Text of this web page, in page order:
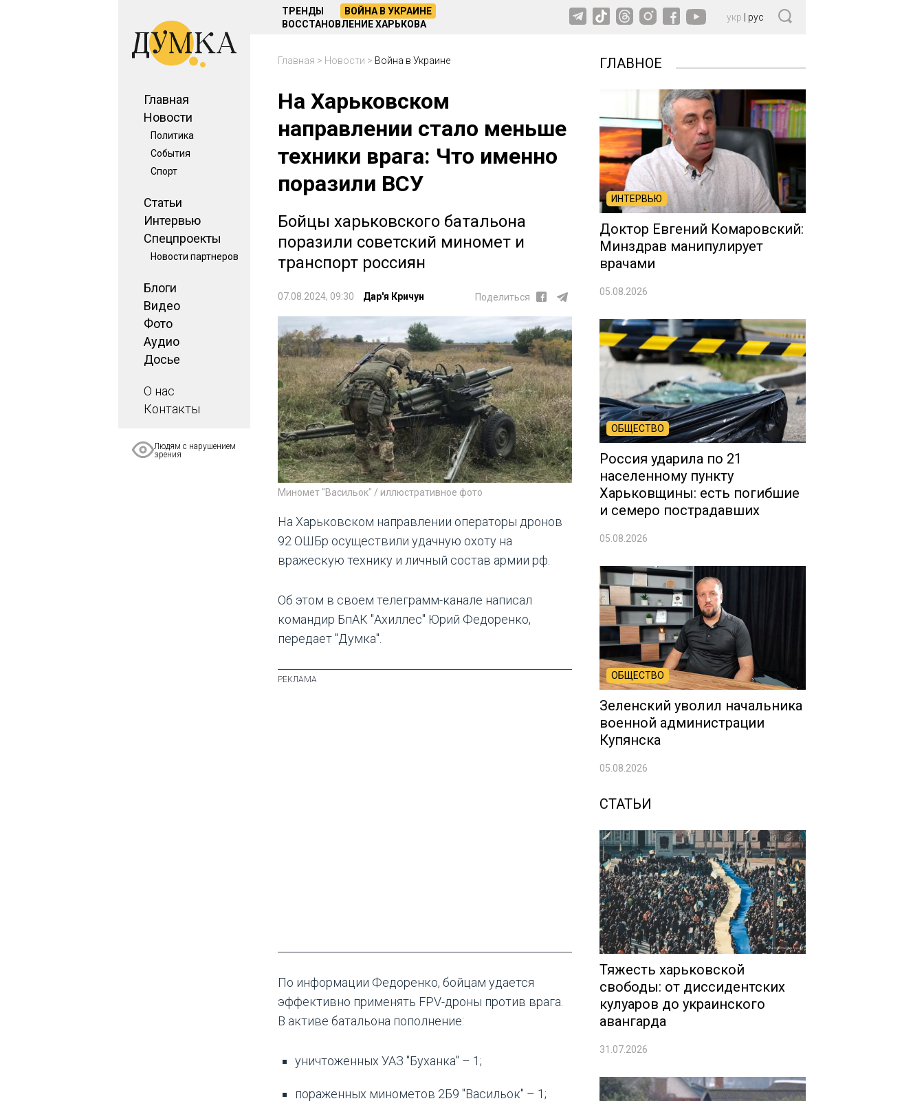
Главная
Новости
Политика
События
Спорт
Статьи
Интервью
Спецпроекты
Новости партнеров
Блоги
Видео
Фото
Аудио
Досье
О нас
Контакты
Людям с нарушением
зрения
ТРЕНДЫ
ВОЙНА В УКРАИНЕ
ВОССТАНОВЛЕНИЕ ХАРЬКОВА
укр рус
Главная > Новости > Война в Украине
На Харьковском
направлении стало меньше
техники врага: Что именно
поразили ВСУ
Бойцы харьковского батальона
поразили советский миномет и
транспорт россиян
07.08.2024, 09:30 Дар'я Кричун Поделиться
Миномет "Васильок" / иллюстративное фото
На Харьковском направлении операторы дронов
92 ОШБр осуществили удачную охоту на
вражескую технику и личный состав армии рф.
Об этом в своем телеграмм-канале написал
командир БпАК "Ахиллес" Юрий Федоренко,
передает "Думка".
По информации Федоренко, бойцам удается
эффективно применять FPV-дроны против врага.
В активе батальона пополнение:
уничтоженных УАЗ "Буханка" – 1;
пораженных минометов 2Б9 "Васильок" – 1;
ГЛАВНОЕ
ИНТЕРВЬЮ
Доктор Евгений Комаровский:
Минздрав манипулирует
врачами
05.08.2026
ОБЩЕСТВО
Россия ударила по 21
населенному пункту
Харьковщины: есть погибшие
и семеро пострадавших
05.08.2026
ОБЩЕСТВО
Зеленский уволил начальника
военной администрации
Купянска
05.08.2026
СТАТЬИ
Тяжесть харьковской
свободы: от диссидентских
кулуаров до украинского
авангарда
31.07.2026